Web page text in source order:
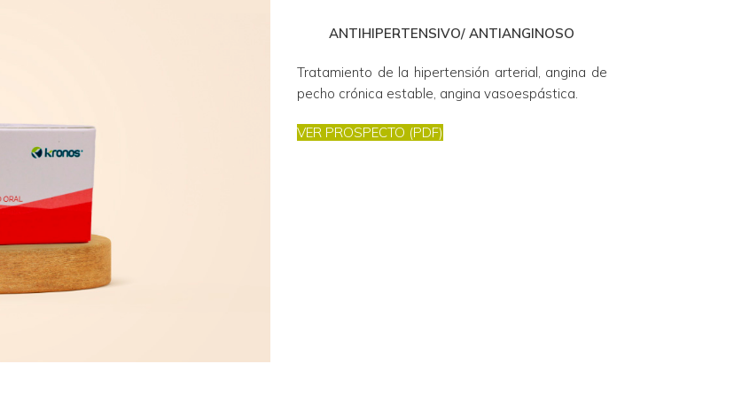
ANTIHIPERTENSIVO/ ANTIANGINOSO
Tratamiento de la hipertensión arterial, angina de
pecho crónica estable, angina vasoespástica.
VER PROSPECTO (PDF)